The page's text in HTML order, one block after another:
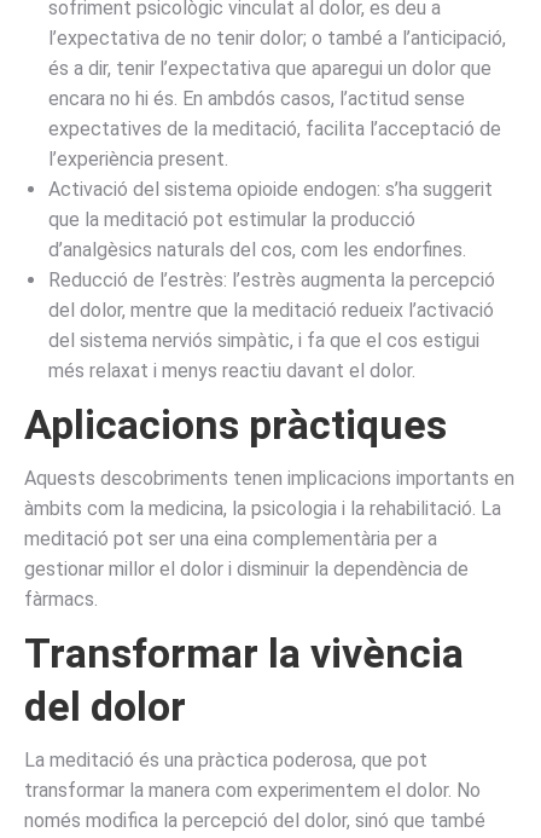
sofriment psicològic vinculat al dolor, es deu a
l’expectativa de no tenir dolor; o també a l’anticipació,
és a dir, tenir l’expectativa que aparegui un dolor que
encara no hi és. En ambdós casos, l’actitud sense
expectatives de la meditació, facilita l’acceptació de
l’experiència present.
Activació del sistema opioide endogen: s’ha suggerit
que la meditació pot estimular la producció
d’analgèsics naturals del cos, com les endorfines.
Reducció de l’estrès: l’estrès augmenta la percepció
del dolor, mentre que la meditació redueix l’activació
del sistema nerviós simpàtic, i fa que el cos estigui
més relaxat i menys reactiu davant el dolor.
Aplicacions pràctiques
Aquests descobriments tenen implicacions importants en
àmbits com la medicina, la psicologia i la rehabilitació. La
meditació pot ser una eina complementària per a
gestionar millor el dolor i disminuir la dependència de
fàrmacs.
Transformar la vivència
del dolor
La meditació és una pràctica poderosa, que pot
transformar la manera com experimentem el dolor. No
només modifica la percepció del dolor, sinó que també